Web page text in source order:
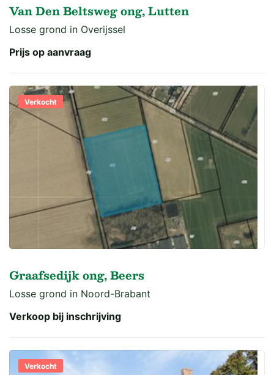
Van Den Beltsweg ong, Lutten
Losse grond in Overijssel
Prijs op aanvraag
Verkocht
Graafsedijk ong, Beers
Losse grond in Noord-Brabant
Verkoop bij inschrijving
Verkocht